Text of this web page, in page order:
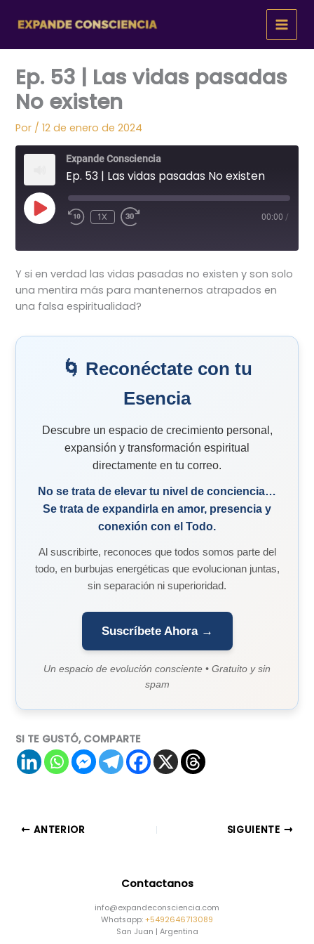
Ep. 53 | Las vidas pasadas
No existen
Por /12 de enero de 2024
Expande Consciencia
Ep. 53 | Las vidas pasadas No existen
REPRODUCIR
EPISODIO 1X 00:00 /
Y si en verdad las vidas pasadas no existen y son solo
una mentira más para mantenernos atrapados en
una falsa espiritualidad?
🌀 Reconéctate con tu
Esencia
Descubre un espacio de crecimiento personal,
expansión y transformación espiritual
directamente en tu correo.
No se trata de elevar tu nivel de conciencia…
Se trata de expandirla en amor, presencia y
conexión con el Todo.
Al suscribirte, reconoces que todos somos parte del
todo, en burbujas energéticas que evolucionan juntas,
sin separación ni superioridad.
Suscríbete Ahora →
Un espacio de evolución consciente • Gratuito y sin
spam
SI TE GUSTÓ, COMPARTE
ANTERIOR SIGUIENTE
Contactanos
info@expandeconsciencia.com
Whatsapp: +5492646713089
San Juan | Argentina